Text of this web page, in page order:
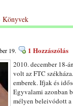
Könyvek
19. 1 Hozzászólás
2010. december 18-
volt az FTC
emberek. Ifjak és
Egyvalami azonban
mélyen beleivódott